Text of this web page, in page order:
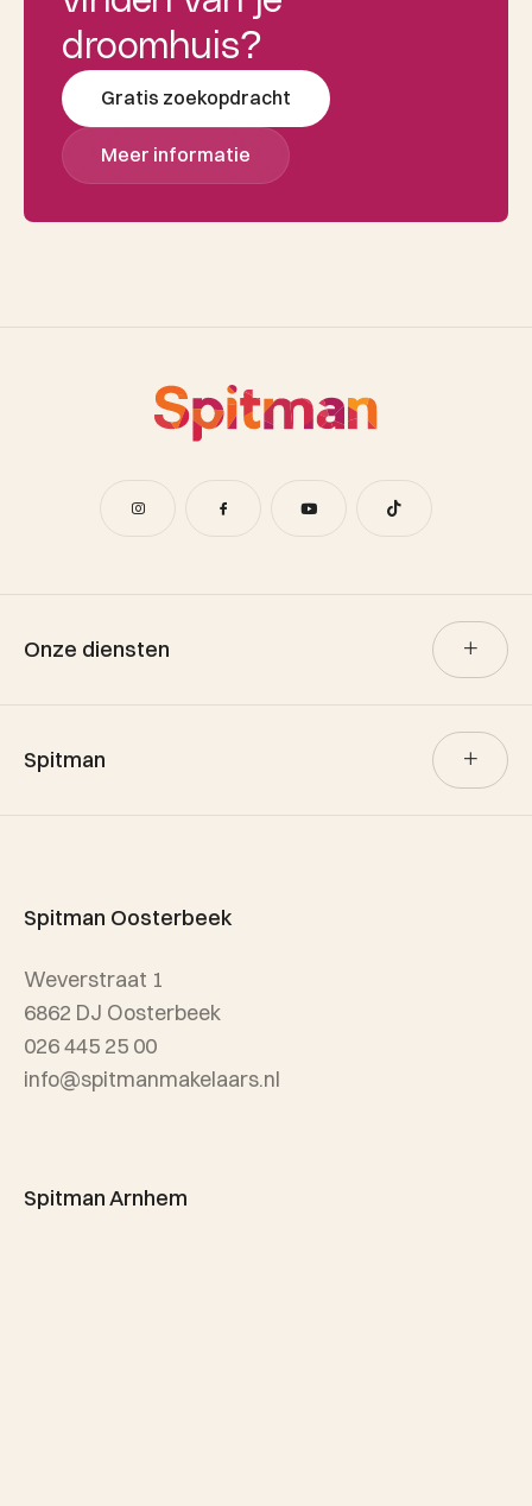
droomhuis?
Gratis zoekopdracht
Meer informatie
Onze diensten
Aankoop
Spitman
Referenties
Wijken
Spitman Oosterbeek
Weverstraat 1
6862 DJ Oosterbeek
026 445 25 00
info@spitmanmakelaars.nl
Spitman Arnhem